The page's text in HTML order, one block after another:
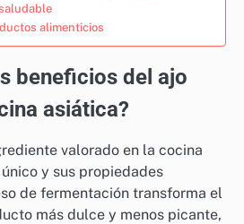
alimenticios
beneficios del ajo
asiática?
valorado en la cocina
y sus propiedades
de fermentación transforma el
más dulce y menos picante,